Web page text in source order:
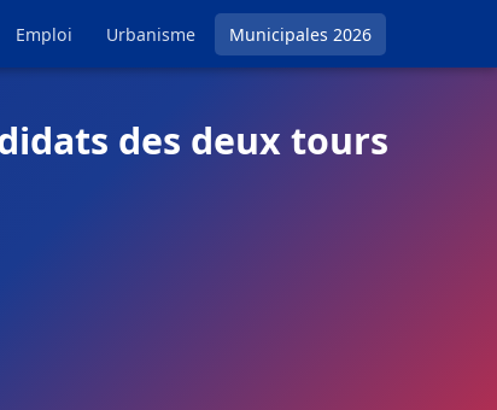
Emploi Urbanisme Municipales 2026
des deux tours